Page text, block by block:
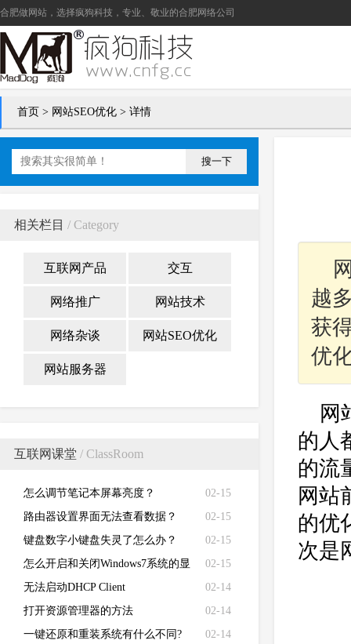
合肥做网站 ，选择疯狗科技，专业、敬业的合肥网络公司
首页 > 网站SEO优化 > 详情
搜一下
相关栏目 / Category
互联网产品 交互
网络推广 网站技术
网络杂谈 网站SEO优化
网站服务器
互联网课堂 / ClassRoom
02-15
怎么调节笔记本屏幕亮度？
02-15
路由器设置界面无法查看数据？
02-15
键盘数字小键盘失灵了怎么办？
02-15
怎么开启和关闭Windows7系统的显
卡硬件加速功能
02-14
无法启动DHCP Client
02-14
打开资源管理器的方法
02-14
一键还原和重装系统有什么不同?
越
获
优
网
的人
的流
网站
的优
次是